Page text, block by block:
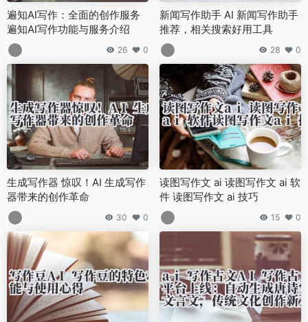
遍知AI写作：全面的创作服务
遍知AI写作功能与服务介绍
26 0
新闻写作助手 AI 新闻写作助手
推荐，相关搜索好用工具
28 0
生成写作器 惊叹！AI 生成写作
器带来的创作革命
30 0
读图写作文 ai 读图写作文 ai 软
件 读图写作文 ai 技巧
15 0